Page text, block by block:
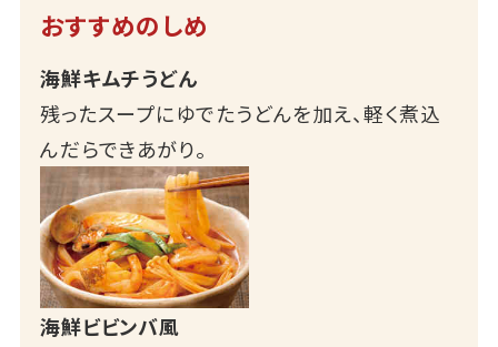
おすすめのしめ
海鮮キムチうどん
残ったスープにゆでたうどんを加え、軽く煮込
んだらできあがり。
海鮮ビビンバ風